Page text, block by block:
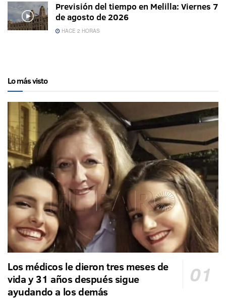
Previsión del tiempo en Melilla: Viernes 7
de agosto de 2026
HACE 2 HORAS
Lo más visto
Los médicos le dieron tres meses de
vida y 31 años después sigue
ayudando a los demás